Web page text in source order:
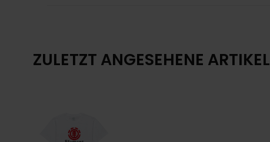
ZULETZT ANGESEHENE ARTIKEL